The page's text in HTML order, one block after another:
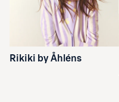
Rikiki by Åhléns